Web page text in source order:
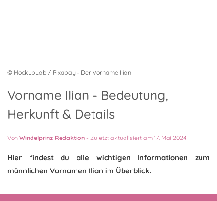
© MockupLab / Pixabay - Der Vorname Ilian
Vorname Ilian - Bedeutung,
Herkunft & Details
VonWindelprinz Redaktion - Zuletzt aktualisiert am 17. Mai 2024
Hier findest du alle wichtigen Informationen zum
männlichen Vornamen Ilian im Überblick.